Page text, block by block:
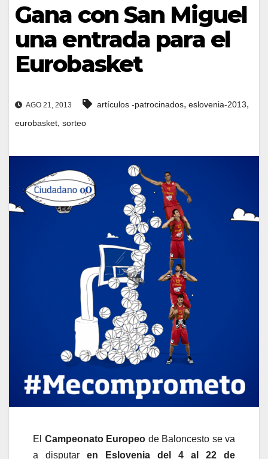
Gana con San Miguel
una entrada para el
Eurobasket
AGO 21, 2013 artículos -patrocinados, eslovenia-2013,
eurobasket, sorteo
El Campeonato Europeo de Baloncesto se va
a disputar en Eslovenia del 4 al 22 de